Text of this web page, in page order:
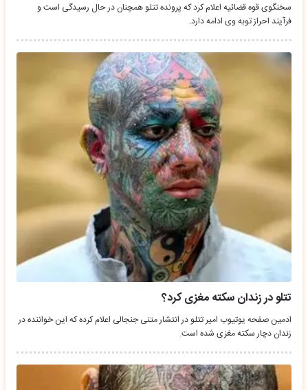
سخنگوی قوه قضائیه اعلام کرد که پرونده تتلو همچنان در حال رسیدگی است و
فرآیند احراز توبه وی ادامه دارد.
تتلو در زندان سکته مغزی کرد؟
ادمین صفحه یوتیوب امیر تتلو در انتشار متنی جنجالی اعلام کرده که این خواننده در
زندان دچار سکته مغزی شده است.